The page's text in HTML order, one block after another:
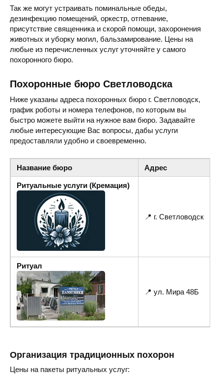
Так же могут устраивать поминальные обеды,
дезинфекцию помещений, оркестр, отпевание,
присутствие священника и скорой помощи, захоронения
животных и уборку могил, бальзамирование. Цены на
любые из перечисленных услуг уточняйте у самого
похоронного бюро.
Похоронные бюро Светловодска
Ниже указаны адреса похоронных бюро г. Светловодск,
график роботы и номера телефонов, по которым вы
быстро можете выйти на нужное вам бюро. Задавайте
любые интересующие Вас вопросы, дабы услуги
предоставляли удобно и своевременно.
Название бюро Адрес
Ритуальные услуги (Кремация)
📍 г. Светловодск
Ритуал
📍 ул. Мира 48Б
Организация традиционных похорон
Цены на пакеты ритуальных услуг: